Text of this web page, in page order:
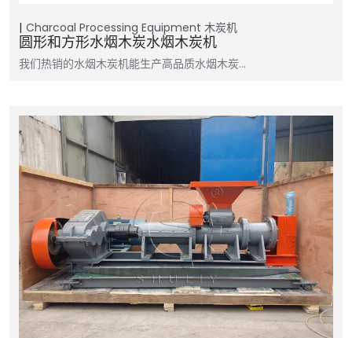
Charcoal Processing Equipment 木炭机
圆形和方形水烟木炭水烟木炭机
我们热销的水烟木炭机能生产高品质水烟木炭…